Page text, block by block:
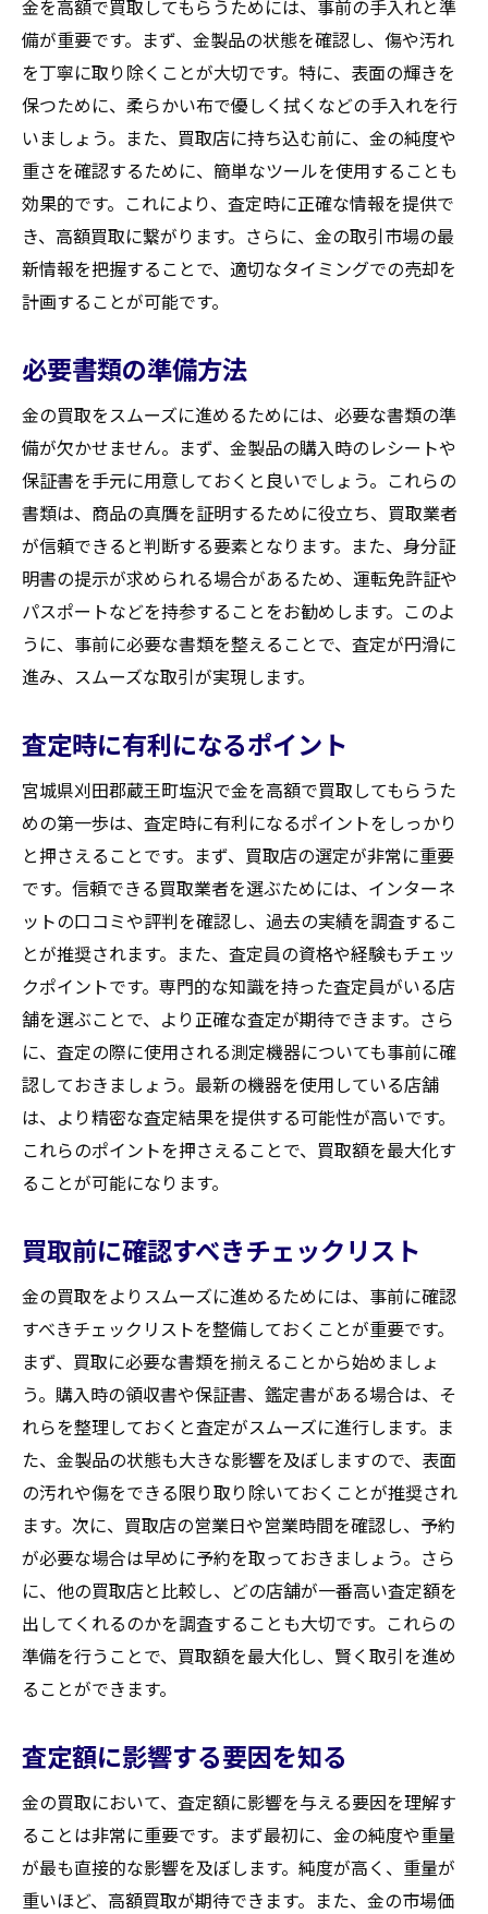
金を高額で買取してもらうためには、事前の手入れと準
備が重要です。まず、金製品の状態を確認し、傷や汚れ
を丁寧に取り除くことが大切です。特に、表面の輝きを
保つために、柔らかい布で優しく拭くなどの手入れを行
いましょう。また、買取店に持ち込む前に、金の純度や
重さを確認するために、簡単なツールを使用することも
効果的です。これにより、査定時に正確な情報を提供で
き、高額買取に繋がります。さらに、金の取引市場の最
新情報を把握することで、適切なタイミングでの売却を
計画することが可能です。
必要書類の準備方法
金の買取をスムーズに進めるためには、必要な書類の準
備が欠かせません。まず、金製品の購入時のレシートや
保証書を手元に用意しておくと良いでしょう。これらの
書類は、商品の真贋を証明するために役立ち、買取業者
が信頼できると判断する要素となります。また、身分証
明書の提示が求められる場合があるため、運転免許証や
パスポートなどを持参することをお勧めします。このよ
うに、事前に必要な書類を整えることで、査定が円滑に
進み、スムーズな取引が実現します。
査定時に有利になるポイント
宮城県刈田郡蔵王町塩沢で金を高額で買取してもらうた
めの第一歩は、査定時に有利になるポイントをしっかり
と押さえることです。まず、買取店の選定が非常に重要
です。信頼できる買取業者を選ぶためには、インターネ
ットの口コミや評判を確認し、過去の実績を調査するこ
とが推奨されます。また、査定員の資格や経験もチェッ
クポイントです。専門的な知識を持った査定員がいる店
舗を選ぶことで、より正確な査定が期待できます。さら
に、査定の際に使用される測定機器についても事前に確
認しておきましょう。最新の機器を使用している店舗
は、より精密な査定結果を提供する可能性が高いです。
これらのポイントを押さえることで、買取額を最大化す
ることが可能になります。
買取前に確認すべきチェックリスト
金の買取をよりスムーズに進めるためには、事前に確認
すべきチェックリストを整備しておくことが重要です。
まず、買取に必要な書類を揃えることから始めましょ
う。購入時の領収書や保証書、鑑定書がある場合は、そ
れらを整理しておくと査定がスムーズに進行します。ま
た、金製品の状態も大きな影響を及ぼしますので、表面
の汚れや傷をできる限り取り除いておくことが推奨され
ます。次に、買取店の営業日や営業時間を確認し、予約
が必要な場合は早めに予約を取っておきましょう。さら
に、他の買取店と比較し、どの店舗が一番高い査定額を
出してくれるのかを調査することも大切です。これらの
準備を行うことで、買取額を最大化し、賢く取引を進め
ることができます。
査定額に影響する要因を知る
金の買取において、査定額に影響を与える要因を理解す
ることは非常に重要です。まず最初に、金の純度や重量
が最も直接的な影響を及ぼします。純度が高く、重量が
重いほど、高額買取が期待できます。また、金の市場価